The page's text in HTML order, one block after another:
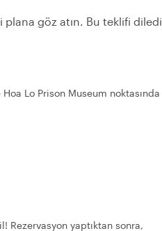
plana göz atın. Bu teklifi
Lo Prison Museum noktasında
Rezervasyon yaptıktan sonra,